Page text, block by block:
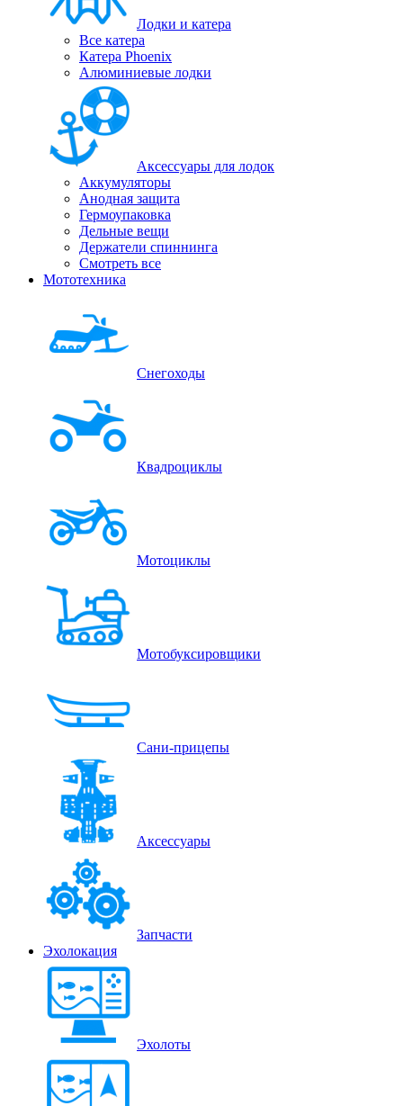
Лодки и катера
Все катера
Катера Phoenix
Алюминиевые лодки
Аксессуары для лодок
Аккумуляторы
Анодная защита
Гермоупаковка
Дельные вещи
Держатели спиннинга
Смотреть все
Мототехника
Снегоходы
Квадроциклы
Мотоциклы
Мотобуксировщики
Сани-прицепы
Аксессуары
Запчасти
Эхолокация
Эхолоты